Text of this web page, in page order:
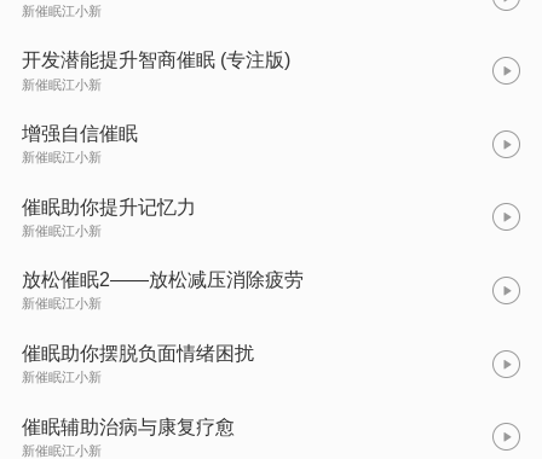
新催眠江小新
开发潜能提升智商催眠 (专注版)
新催眠江小新
增强自信催眠
新催眠江小新
催眠助你提升记忆力
新催眠江小新
放松催眠2——放松减压消除疲劳
新催眠江小新
催眠助你摆脱负面情绪困扰
新催眠江小新
催眠辅助治病与康复疗愈
新催眠江小新